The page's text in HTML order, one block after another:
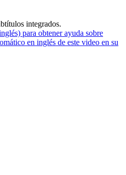
integrados.
para obtener ayuda sobre
en inglés de este video en su